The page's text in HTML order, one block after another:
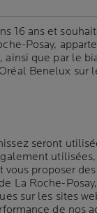
GOMMAGE
SURFIN
16 ans et
Posay,
que par le
Benelux sur
seront
proposer
La Roche-
sur les sites
de nos
16 ans et
Posay,
que par le
Benelux sur
seront
proposer
La Roche-
sur les sites
de nos